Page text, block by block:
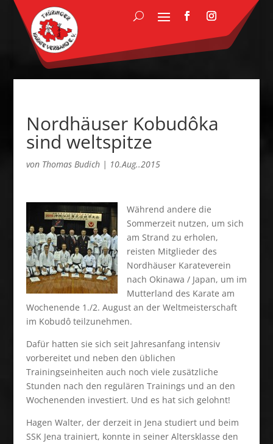
Nordhäuser Kobudôka
sind weltspitze
von Thomas Budich| 10.Aug..2015
Während andere die
Sommerzeit nutzen, um sich
am Strand zu erholen,
reisten Mitglieder des
Nordhäuser Karateverein
nach Okinawa / Japan, um im
Mutterland des Karate am
Wochenende 1./2. August an der Weltmeisterschaft
im Kobudô teilzunehmen.
Dafür hatten sie sich seit Jahresanfang intensiv
vorbereitet und neben den üblichen
Trainingseinheiten auch noch viele zusätzliche
Stunden nach den regulären Trainings und an den
Wochenenden investiert. Und es hat sich gelohnt!
Hagen Walter, der derzeit in Jena studiert und beim
SSK Jena trainiert, konnte in seiner Altersklasse den